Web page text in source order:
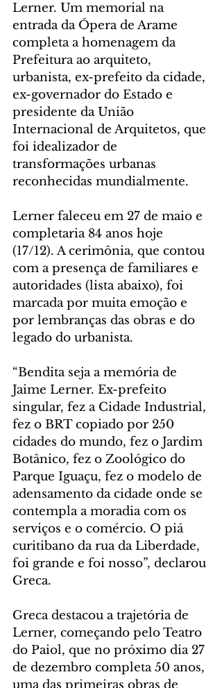
Lerner. Um memorial na
entrada da Ópera de Arame
completa a homenagem da
Prefeitura ao arquiteto,
urbanista, ex-prefeito da cidade,
ex-governador do Estado e
presidente da União
Internacional de Arquitetos, que
foi idealizador de
transformações urbanas
reconhecidas mundialmente.
Lerner faleceu em 27 de maio e
completaria 84 anos hoje
(17/12). A cerimônia, que contou
com a presença de familiares e
autoridades (lista abaixo), foi
marcada por muita emoção e
por lembranças das obras e do
legado do urbanista.
“Bendita seja a memória de
Jaime Lerner. Ex-prefeito
singular, fez a Cidade Industrial,
fez o BRT copiado por 250
cidades do mundo, fez o Jardim
Botânico, fez o Zoológico do
Parque Iguaçu, fez o modelo de
adensamento da cidade onde se
contempla a moradia com os
serviços e o comércio. O piá
curitibano da rua da Liberdade,
foi grande e foi nosso”, declarou
Greca.
Greca destacou a trajetória de
Lerner, começando pelo Teatro
do Paiol, que no próximo dia 27
de dezembro completa 50 anos,
uma das primeiras obras de